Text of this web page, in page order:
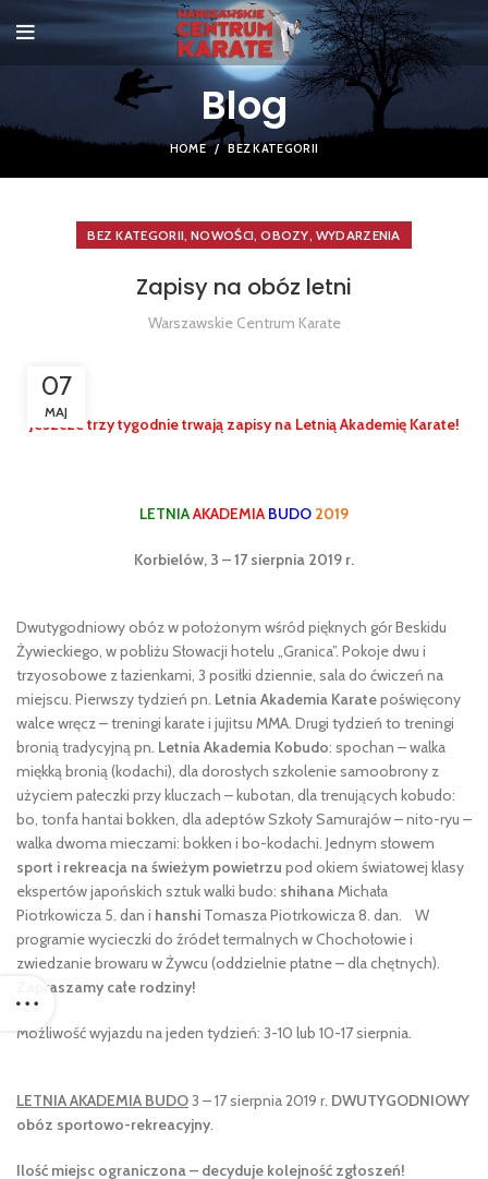
Blog
HOME BEZ KATEGORII
BEZ KATEGORII,NOWOŚCI,OBOZY, WYDARZENIA
Zapisy na obóz letni
Warszawskie Centrum Karate
07
MAJ
Jeszcze trzy tygodnie trwają zapisy na Letnią Akademię Karate!
LETNIAAKADEMIA BUDO 2019
Korbielów, 3 – 17 sierpnia 2019 r.
Dwutygodniowy obóz w położonym wśród pięknych gór Beskidu
Żywieckiego, w pobliżu Słowacji hotelu „Granica”. Pokoje dwu i
trzyosobowe z łazienkami, 3 posiłki dziennie, sala do ćwiczeń na
miejscu. Pierwszy tydzień pn. Letnia Akademia Karatepoświęcony
walce wręcz – treningi karate i jujitsu MMA. Drugi tydzień to treningi
bronią tradycyjną pn. Letnia Akademia Kobudo: spochan – walka
miękką bronią (kodachi), dla dorosłych szkolenie samoobrony z
użyciem pałeczki przy kluczach – kubotan, dla trenujących kobudo:
bo, tonfa hantai bokken, dla adeptów Szkoły Samurajów – nito-ryu –
walka dwoma mieczami: bokken i bo-kodachi. Jednym słowem
sport i rekreacja na świeżym powietrzu pod okiem światowej klasy
ekspertów japońskich sztuk walki budo: shihanaMichała
Piotrkowicza 5. dan i hanshi Tomasza Piotrkowicza 8. dan. W
programie wycieczki do źródeł termalnych w Chochołowie i
zwiedzanie browaru w Żywcu (oddzielnie płatne – dla chętnych).
Zapraszamy całe rodziny!
Możliwość wyjazdu na jeden tydzień: 3-10 lub 10-17 sierpnia.
LETNIA AKADEMIA BUDO3 – 17 sierpnia 2019 r. DWUTYGODNIOWY
obóz sportowo-rekreacyjny.
Ilość miejsc ograniczona – decyduje kolejność zgłoszeń!